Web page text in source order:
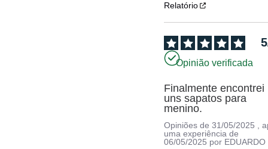
Relatório
5
Opinião verificada
Finalmente encontrei
uns sapatos para
menino.
Opiniões de31/05/2025 ,
uma experiência de
06/05/2025 por EDUARDO